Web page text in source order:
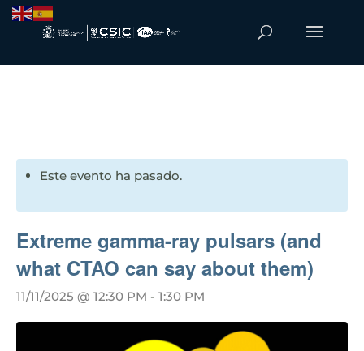
Este evento ha pasado.
Extreme gamma-ray pulsars (and
what CTAO can say about them)
11/11/2025 @ 12:30 PM - 1:30 PM